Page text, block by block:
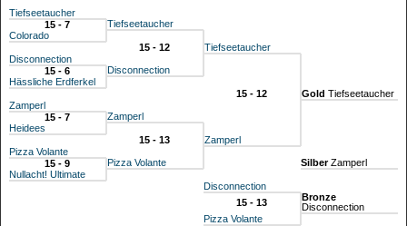
Tiefseetaucher
15 - 7
Tiefseetaucher
Colorado
15 - 12
Tiefseetaucher
Disconnection
15 - 6
Disconnection
Hässliche Erdferkel
15 - 12
Gold Tiefseetaucher
Zamperl
15 - 7
Zamperl
Heidees
15 - 13
Zamperl
Pizza Volante
15 - 9
Pizza Volante SilberZamperl
Nullacht! Ultimate
Disconnection
15 - 13
Bronze
Disconnection
Pizza Volante